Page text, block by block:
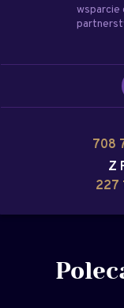
wsparcie
708
Z
227